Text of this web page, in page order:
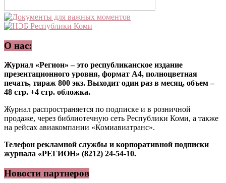
О нас:
Журнал «Регион» – это республиканское издание
презентационного уровня, формат А4, полноцветная
печать, тираж 800 экз. Выходит один раз в месяц, объем –
48 стр. +4 стр. обложка.
Журнал распространяется по подписке и в розничной
продаже, через библиотечную сеть Республики Коми, а также
на рейсах авиакомпании «Комиавиатранс».
Телефон рекламной службы и корпоративной подписки
журнала «РЕГИОН» (8212) 24-54-10.
Новости партнеров